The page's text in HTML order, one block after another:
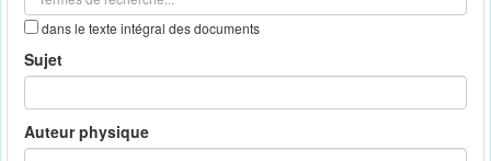
dans le texte intégral des documents
Sujet
Auteur physique